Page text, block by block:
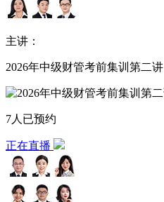
主讲：
2026年中级财管考前集训第二讲
7人已预约
正在直播